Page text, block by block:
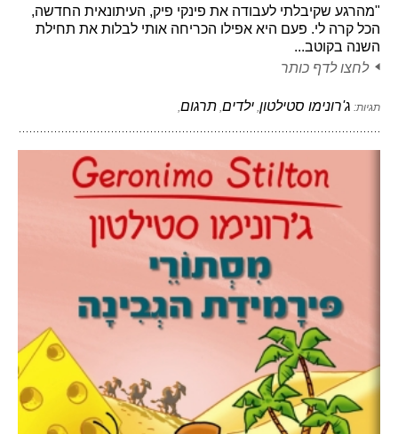
"מהרגע שקיבלתי לעבודה את פינקי פיק, העיתונאית החדשה,
הכל קרה לי. פעם היא אפילו הכריחה אותי לבלות את תחילת
השנה בקוטב...
לחצו לדף כותר
תגיות: ג'רונימו סטילטון ילדים תרגום